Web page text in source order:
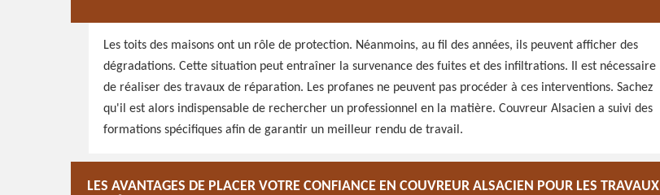
Les toits des maisons ont un rôle de protection. Néanmoins, au fil des années, ils peuvent afficher des
dégradations. Cette situation peut entraîner la survenance des fuites et des infiltrations. Il est nécessaire
de réaliser des travaux de réparation. Les profanes ne peuvent pas procéder à ces interventions. Sachez
qu'il est alors indispensable de rechercher un professionnel en la matière. Couvreur Alsacien a suivi des
formations spécifiques afin de garantir un meilleur rendu de travail.
LES AVANTAGES DE PLACER VOTRE CONFIANCE EN COUVREUR ALSACIEN POUR LES TRAVAUX